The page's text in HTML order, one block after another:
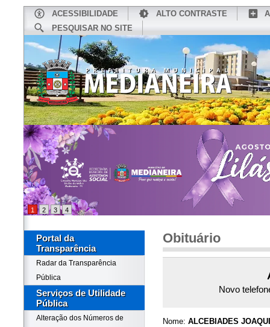
ACESSIBILIDADE ALTO CONTRASTE
PESQUISAR NO SITE
CONHEÇA MEDIANEIRA
1 2 3 4
Portal da
Transparência
Radar da Transparência
Pública
Serviços de Utilidade
Pública
Alteração dos Números de
Obituário
Novo
Nome: ALCEBIADES